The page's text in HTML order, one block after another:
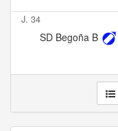
J. 34
SD Begoña B